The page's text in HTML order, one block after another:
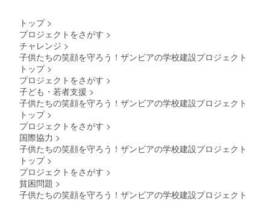
トップ >
プロジェクトをさがす >
チャレンジ >
子供たちの笑顔を守ろう！ザンビアの学校建設プロジェクト
トップ >
プロジェクトをさがす >
子ども・若者支援 >
子供たちの笑顔を守ろう！ザンビアの学校建設プロジェクト
トップ >
プロジェクトをさがす >
国際協力 >
子供たちの笑顔を守ろう！ザンビアの学校建設プロジェクト
トップ >
プロジェクトをさがす >
貧困問題 >
子供たちの笑顔を守ろう！ザンビアの学校建設プロジェクト